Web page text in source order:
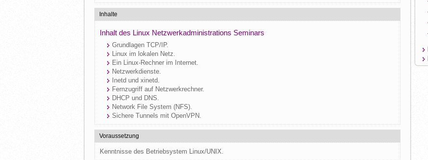
Inhalte
Inhalt des Linux Netzwerkadministrations Seminars
Grundlagen TCP/IP.
Linux im lokalen Netz.
Ein Linux-Rechner im Internet.
Netzwerkdienste.
Inetd und xinetd.
Fernzugriff auf Netzwerkrechner.
DHCP und DNS.
Network File System (NFS).
Sichere Tunnels mit OpenVPN.
Voraussetzung
Kenntnisse des Betriebsystem Linux/UNIX.